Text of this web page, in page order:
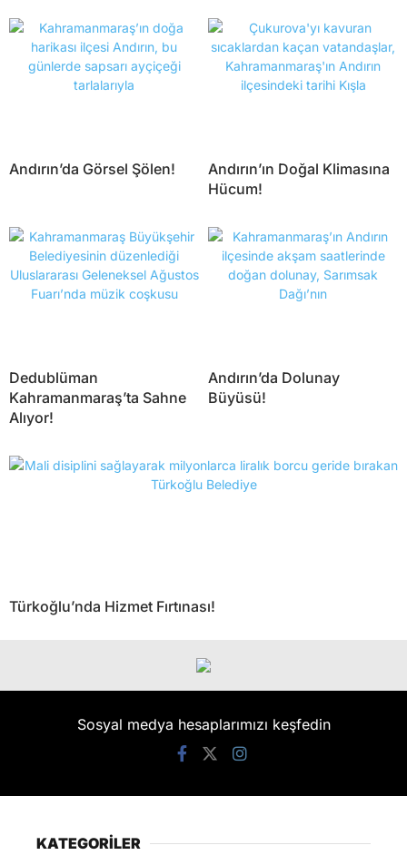
Andırın’da Görsel Şölen!
Andırın’ın Doğal Klimasına
Hücum!
Dedublüman
Kahramanmaraş’ta Sahne
Alıyor!
Andırın’da Dolunay
Büyüsü!
Türkoğlu’nda Hizmet Fırtınası!
Sosyal medya hesaplarımızı keşfedin
KATEGORİLER